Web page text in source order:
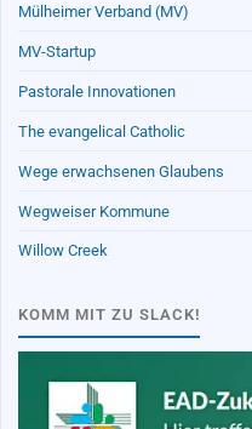
Mülheimer Verband (MV)
MV-Startup
Pastorale Innovationen
The evangelical Catholic
Wege erwachsenen Glaubens
Wegweiser Kommune
Willow Creek
KOMM MIT ZU SLACK!